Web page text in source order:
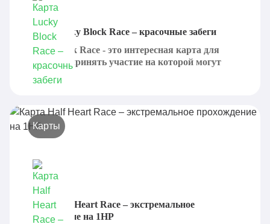
Карта Lucky Block Race – красочные забеги
Lucky Block Race - это интересная карта для
Minecraft, принять участие на которой могут
сразу...
Карты
Карта Half Heart Race – экстремальное
прохождение на 1HP